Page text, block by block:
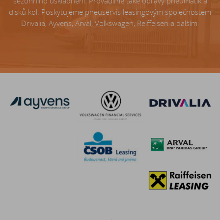
disků kol. Poskytujeme pneuservis leasingovým společnostem
Drivalia, Ayvens, Arval, Volkswagen, Reiffeisen a dalším.